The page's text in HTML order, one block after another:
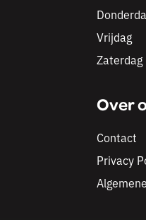
Vrijdag
Zaterdag
Over
Contact
Privacy